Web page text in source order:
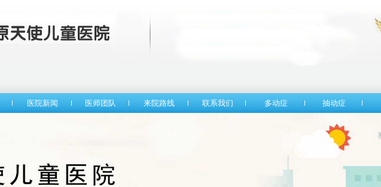
医院新闻 医师团队 来院路线 联系我们 多动症 抽动症